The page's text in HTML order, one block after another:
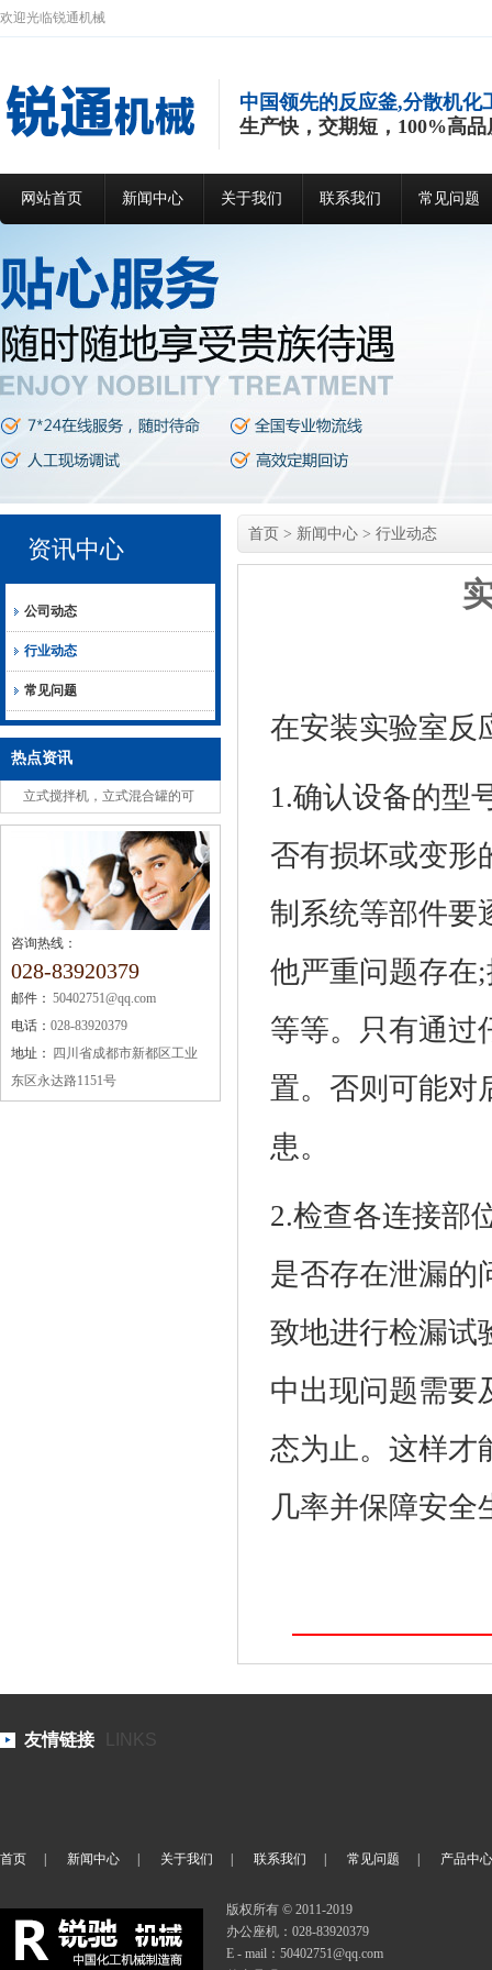
欢迎光临锐通机械
中国领先的反应釜,分散机化
生产快，交期短，100%高品
网站首页 新闻中心 关于我们 联系我们 常见问题
资讯中心
公司动态
行业动态
常见问题
热点资讯
立式搅拌机，立式混合罐的可
选组成安全注意事项
咨询热线：
028-83920379
邮件： 50402751@qq.com
电话： 028-83920379
地址：
四川省成都市新都区工业
东区永达路1151号
首页 > 新闻中心 > 行业动态
在安装实验室反
1.确认设备的型
否有损坏或变形
制系统等部件要
他严重问题存在
等等。只有通过
置。否则可能对
患。
2.检查各连接部
是否存在泄漏的
致地进行检漏试
中出现问题需要
态为止。这样才
几率并保障安全
友情链接 LINKS
首页 新闻中心 关于我们 联系我们 常见问题 产品中心
版权所有 © 2011-2019
办公座机：028-83920379
E - mail：50402751@qq.com